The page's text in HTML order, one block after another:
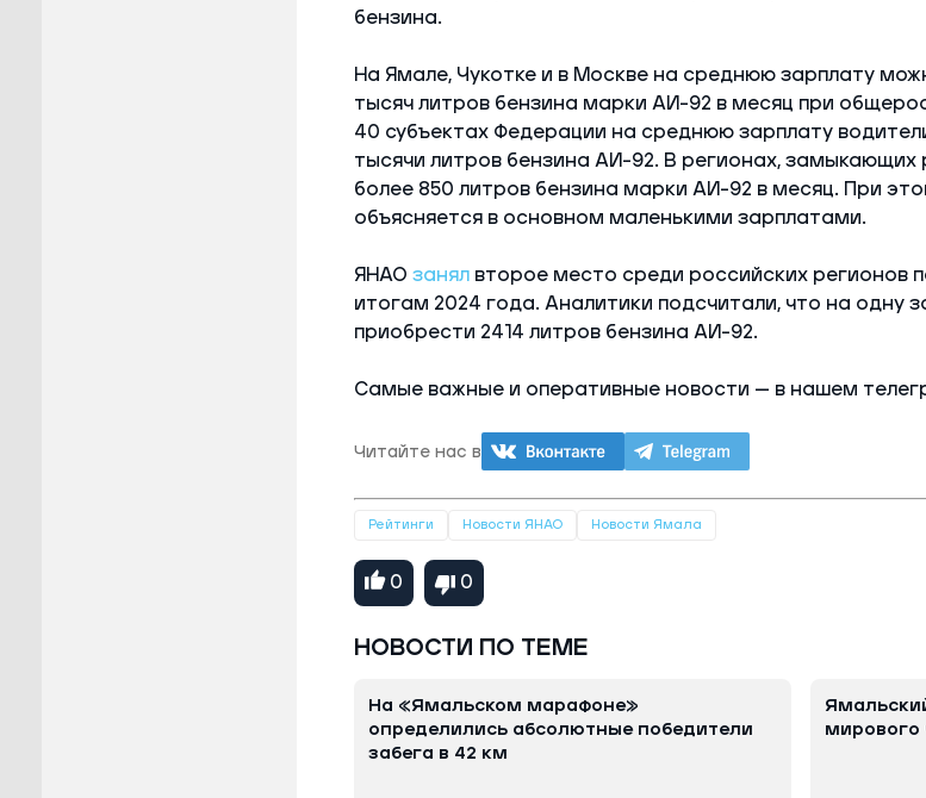
бензина.
На Ямале, Чукотке и в Москве на среднюю зарплату
тысяч литров бензина марки АИ-92 в месяц при
40 субъектах Федерации на среднюю зарплату
тысячи литров бензина АИ-92. В регионах, замыкающих
более 850 литров бензина марки АИ-92 в месяц. При
объясняется в основном маленькими зарплатами.
ЯНАО занялвторое место среди российских регионов
итогам 2024 года. Аналитики подсчитали, что на одну
приобрести 2414 литров бензина АИ-92.
Самые важные и оперативные новости — в нашем
Читайте нас в
Рейтинги Новости ЯНАО Новости Ямала
0 0
НОВОСТИ ПО ТЕМЕ
На «Ямальском марафоне»
определились абсолютные победители
забега в 42 км
мирового